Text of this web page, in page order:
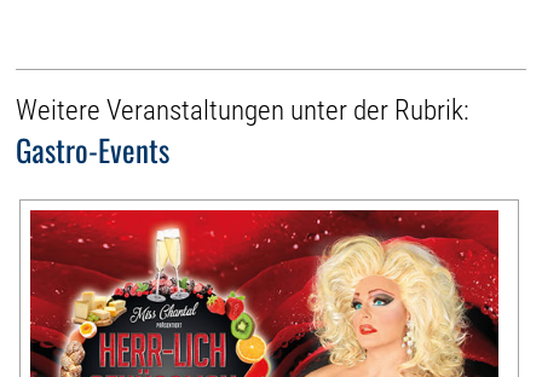
Weitere Veranstaltungen unter der Rubrik:
Gastro-Events